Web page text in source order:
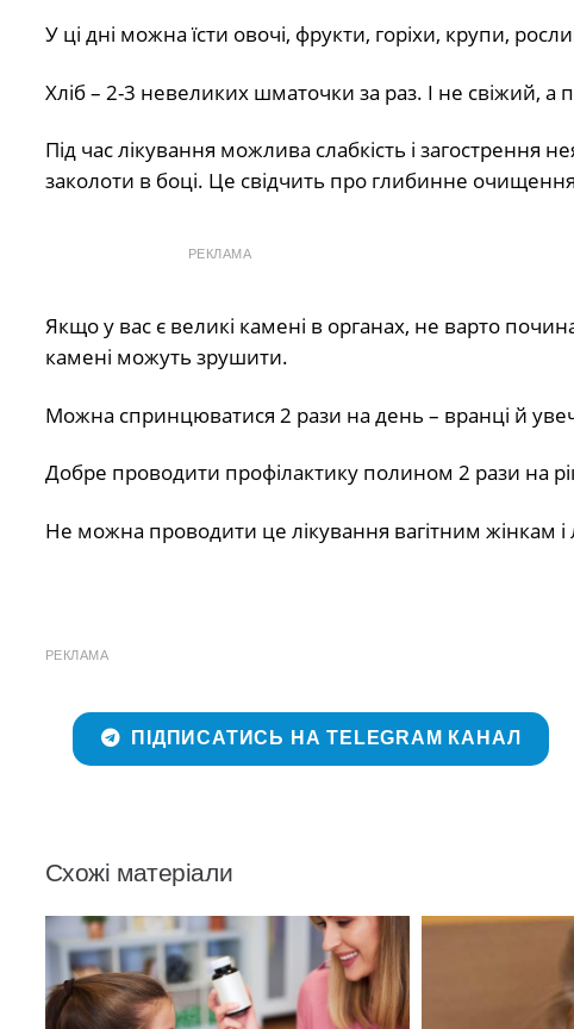
У ці дні можна їсти овочі, фрукти, горіхи, крупи,
Хліб – 2-3 невеликих шматочки за раз. І не свіжий, а
Під час лікування можлива слабкість і загострення
заколоти в боці. Це свідчить про глибинне
РЕКЛАМА
Якщо у вас є великі камені в органах, не варто
камені можуть зрушити.
Можна спринцюватися 2 рази на день – вранці й
Добре проводити профілактику полином 2 рази на
Не можна проводити це лікування вагітним жінкам і
РЕКЛАМА
ПІДПИСАТИСЬ НА TELEGRAM КАНАЛ
Схожі матеріали